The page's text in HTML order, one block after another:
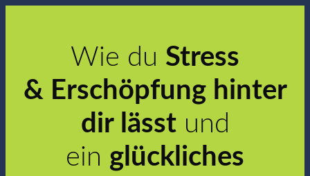
Wie du Stress
& Erschöpfung hinter
dir lässtund
ein glückliches